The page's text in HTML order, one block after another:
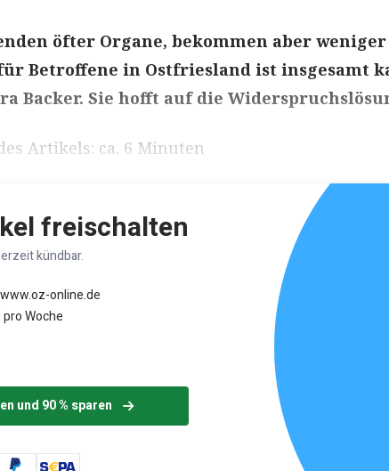
öfter Organe, bekommen aber weniger
Betroffene in Ostfriesland ist insgesamt
Backer. Sie hofft auf die
Artikels: ca. 6 Minuten
freischalten
kündbar.
online.de
Woche
und 90 % sparen